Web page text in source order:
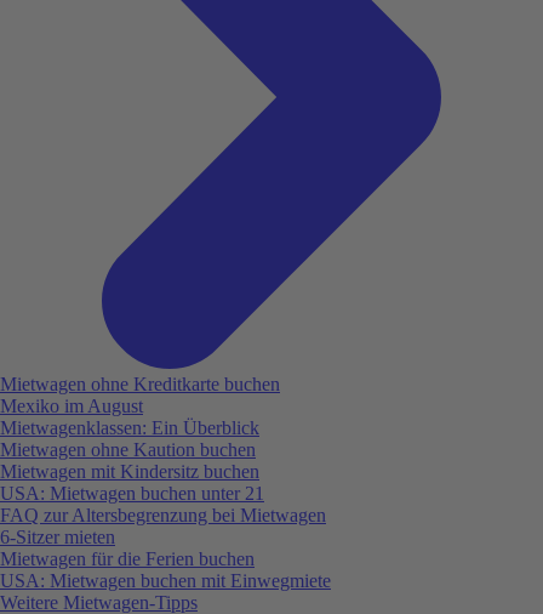
Mietwagen ohne Kreditkarte buchen
Mexiko im August
Mietwagenklassen: Ein Überblick
Mietwagen ohne Kaution buchen
Mietwagen mit Kindersitz buchen
USA: Mietwagen buchen unter 21
FAQ zur Altersbegrenzung bei Mietwagen
6-Sitzer mieten
Mietwagen für die Ferien buchen
USA: Mietwagen buchen mit Einwegmiete
Weitere Mietwagen-Tipps